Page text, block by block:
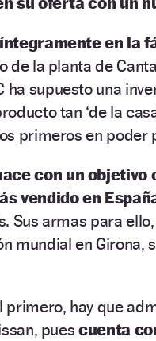
en la
de la planta de
ha supuesto una
tan ‘de la
primeros en poder
con un
vendido en
Sus armas para
mundial en Girona,
primero, hay que
puescuenta